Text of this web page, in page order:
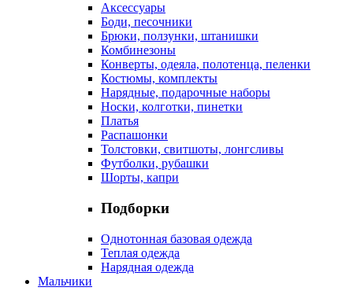
Аксессуары
Боди, песочники
Брюки, ползунки, штанишки
Комбинезоны
Конверты, одеяла, полотенца, пеленки
Костюмы, комплекты
Нарядные, подарочные наборы
Носки, колготки, пинетки
Платья
Распашонки
Толстовки, свитшоты, лонгсливы
Футболки, рубашки
Шорты, капри
Подборки
Однотонная базовая одежда
Теплая одежда
Нарядная одежда
Мальчики